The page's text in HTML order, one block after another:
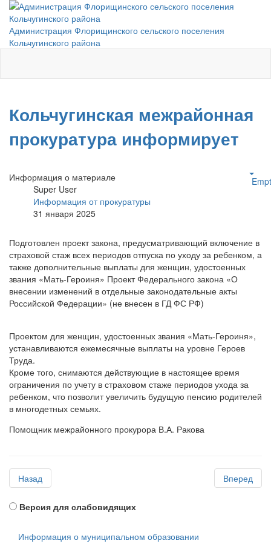
Администрация Флорищинского сельского поселения
Кольчугинского района
Кольчугинская межрайонная
прокуратура информирует
Информация о материале
Super User
Информация от прокуратуры
31 января 2025
Подготовлен проект закона, предусматривающий включение в
страховой стаж всех периодов отпуска по уходу за ребенком, а
также дополнительные выплаты для женщин, удостоенных
звания «Мать-Героиня» Проект Федерального закона «О
внесении изменений в отдельные законодательные акты
Российской Федерации» (не внесен в ГД ФС РФ)
Проектом для женщин, удостоенных звания «Мать-Героиня»,
устанавливаются ежемесячные выплаты на уровне Героев
Труда.
Кроме того, снимаются действующие в настоящее время
ограничения по учету в страховом стаже периодов ухода за
ребенком, что позволит увеличить будущую пенсию родителей
в многодетных семьях.
Помощник межрайонного прокурора В.А. Ракова
Назад Вперед
Версия для слабовидящих
Информация о муниципальном образовании